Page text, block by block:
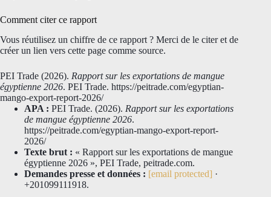
Comment citer ce rapport
Vous réutilisez un chiffre de ce rapport ? Merci de le citer et de
créer un lien vers cette page comme source.
PEI Trade (2026). Rapport sur les exportations de mangue
égyptienne 2026. PEI Trade. https://peitrade.com/egyptian-
mango-export-report-2026/
APA : PEI Trade. (2026). Rapport sur les exportations
de mangue égyptienne 2026.
https://peitrade.com/egyptian-mango-export-report-
2026/
Texte brut : « Rapport sur les exportations de mangue
égyptienne 2026 », PEI Trade, peitrade.com.
Demandes presse et données : [email protected] ·
+201099111918.